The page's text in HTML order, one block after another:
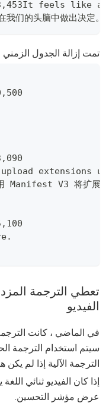
feels like a
们的头脑中做出决定。
تمت إزالة الجدول الزمني
upload extensions
Manifest V3 将扩展
تعطي الترجمة
الفيديو
في الماضي ، كانت الترجمة
سيتم استخدام الترجمة
الترجمة الآلية إذا لم يكن
إذا كان الفيديو ثنائي
عرض مؤشر التحسين.